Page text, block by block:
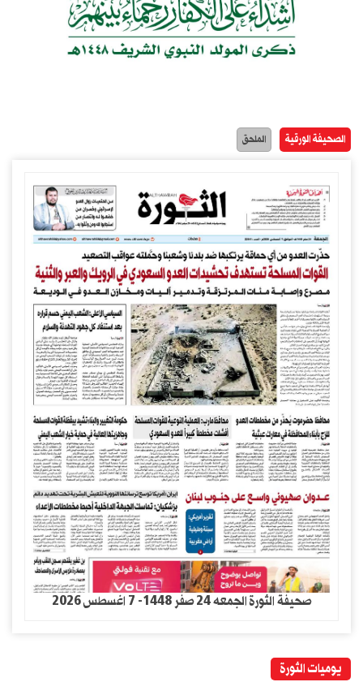
الصحيفة الورقية الملحق
صحيفة الثورة الجمعه 24 صفر 1448- 7 اغسطس 2026
يوميات الثورة